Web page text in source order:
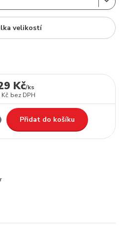
velikostí
Kč/ks
Kč bez DPH
Přidat do košíku